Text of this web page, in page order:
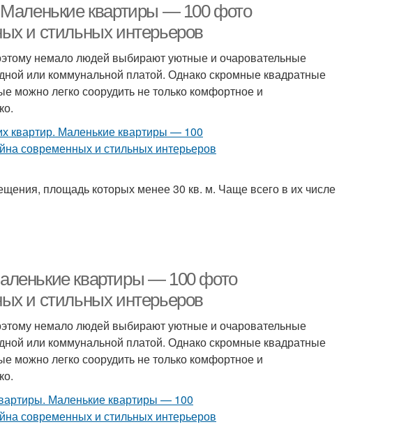
квартиры — 100 фото
и стильных интерьеров
немало людей выбирают уютные и очаровательные
или коммунальной платой. Однако скромные квадратные
можно легко соорудить не только комфортное и
площадь которых менее 30 кв. м. Чаще всего в их числе
квартиры — 100 фото
и стильных интерьеров
немало людей выбирают уютные и очаровательные
или коммунальной платой. Однако скромные квадратные
можно легко соорудить не только комфортное и